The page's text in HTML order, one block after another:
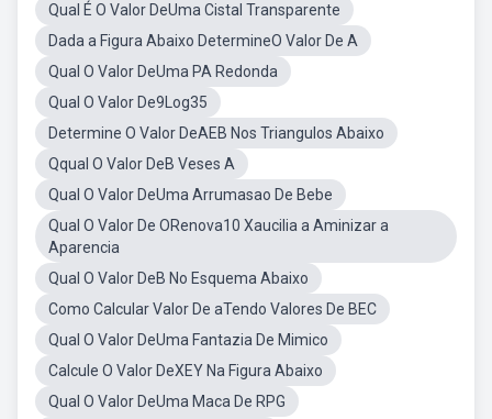
Qual É O Valor DeUma Cistal Transparente
Dada a Figura Abaixo DetermineO Valor De A
Qual O Valor DeUma PA Redonda
Qual O Valor De9Log35
Determine O Valor DeAEB Nos Triangulos Abaixo
Qqual O Valor DeB Veses A
Qual O Valor DeUma Arrumasao De Bebe
Qual O Valor De ORenova10 Xaucilia a Aminizar a
Aparencia
Qual O Valor DeB No Esquema Abaixo
Como Calcular Valor De aTendo Valores De BEC
Qual O Valor DeUma Fantazia De Mimico
Calcule O Valor DeXEY Na Figura Abaixo
Qual O Valor DeUma Maca De RPG